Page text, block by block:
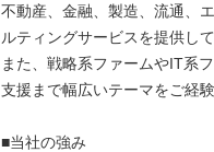
不動産、金融、製造、流通、
ルティングサービスを提供して
また、戦略系ファームやIT系
支援まで幅広いテーマをご経
■当社の強み